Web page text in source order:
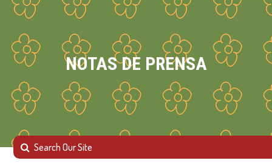
NOTAS DE PRENSA